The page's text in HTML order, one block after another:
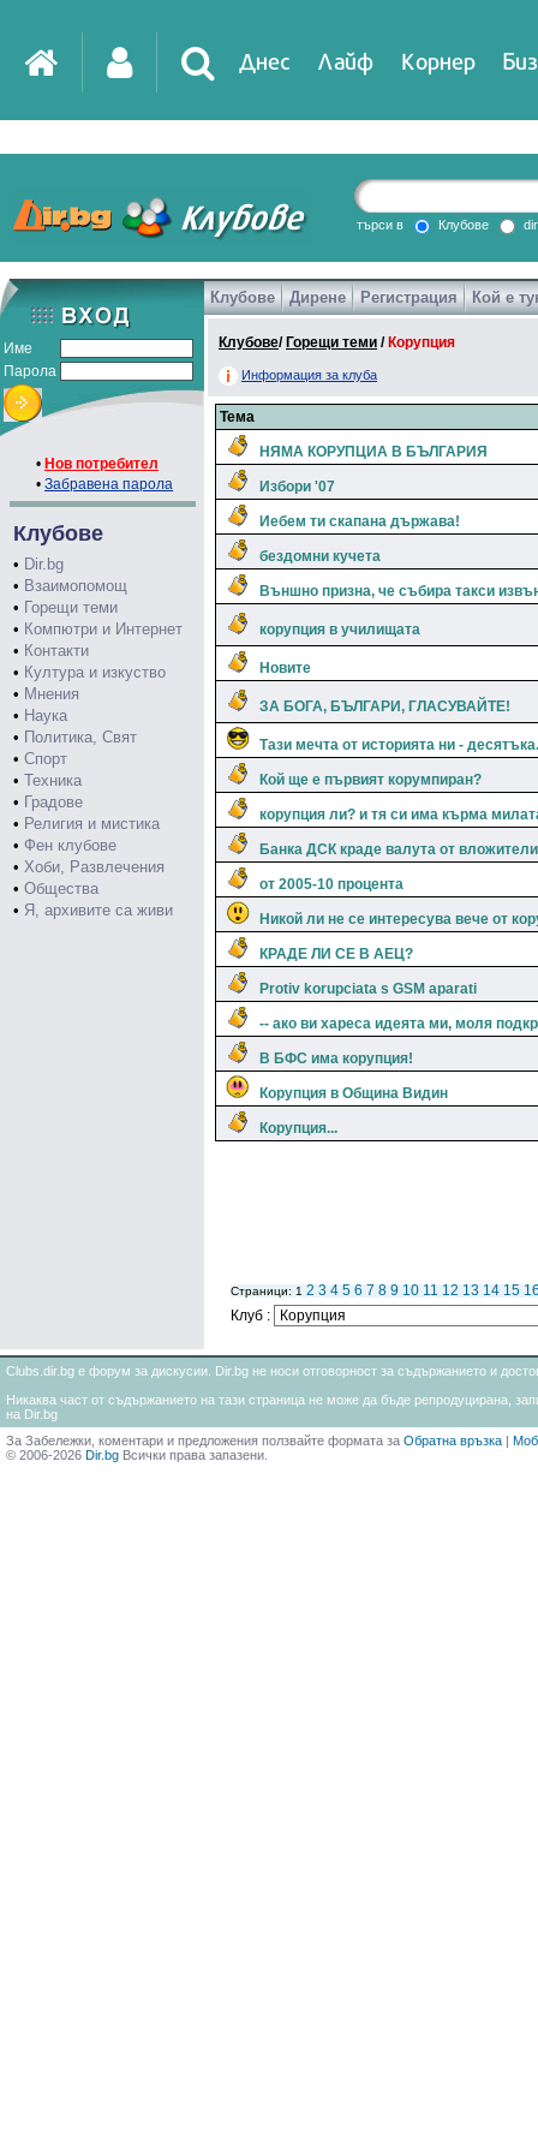
Днес Лайф Корнер
DirTV Impressio
Games
търси в Клубове
Име
Парола
• Нов потребител
• Забравена парола
Клубове
• Dir.bg
• Взаимопомощ
• Горещи теми
• Компютри и Интернет
• Контакти
• Култура и изкуство
• Мнения
• Наука
• Политика, Свят
• Спорт
• Техника
• Градове
• Религия и мистика
• Фен клубове
• Хоби, Развлечения
• Общества
• Я, архивите са живи
Клубове Дирене Регистрация Кой е
Клубове/ Горещи теми / Корупция
Информация за клуба
Тема
НЯМА КОРУПЦИА В БЪЛГАРИЯ
Избори '07
Иебем ти скапана държава!
бездомни кучета
Външно призна, че събира такси
корупция в училищата
Новите
ЗА БОГА, БЪЛГАРИ, ГЛАСУВАЙТЕ!
Тази мечта от историята ни -
Кой ще е първият корумпиран?
корупция ли? и тя си има кърма
Банка ДСК краде валута от
от 2005-10 процента
Никой ли не се интересува вече от
КРАДЕ ЛИ СЕ В АЕЦ?
Protiv korupciata s GSM aparati
-- ако ви хареса идеята ми, моля
В БФС има корупция!
Корупция в Община Видин
Корупция...
Страници: 1 2 3 4 5 6 7 8 9 10 11 12 13 14 15
Клуб :
Clubs.dir.bg е форум за дискусии. Dir.bg не носи отговорност за съдържанието и
Никаква част от съдържанието на тази страница не може да бъде репродуцирана,
на Dir.bg
За Забележки, коментари и предложения ползвайте формата за Обратна връзка |
© 2006-2026 Dir.bg Всички права запазени.